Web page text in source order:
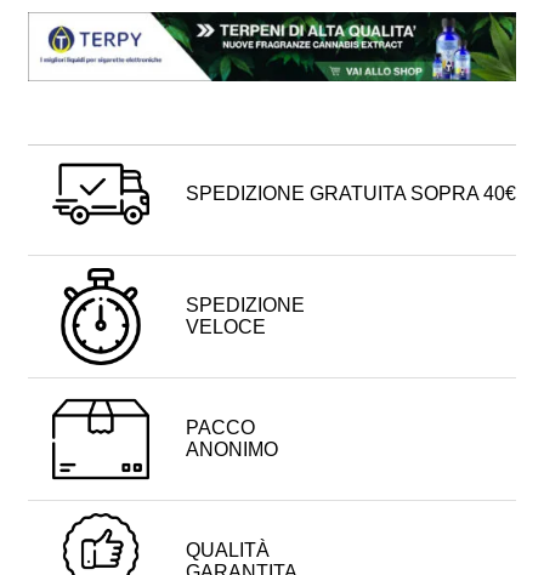
SPEDIZIONE GRATUITA SOPRA 40€
SPEDIZIONE
VELOCE
PACCO
ANONIMO
QUALITÀ